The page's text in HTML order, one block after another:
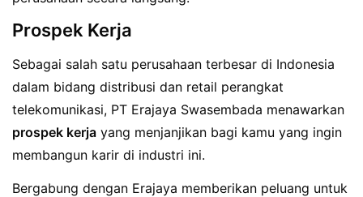
Prospek Kerja
Sebagai salah satu perusahaan terbesar di Indonesia
dalam bidang distribusi dan retail perangkat
telekomunikasi, PT Erajaya Swasembada menawarkan
prospek kerja yang menjanjikan bagi kamu yang ingin
membangun karir di industri ini.
Bergabung dengan Erajaya memberikan peluang untuk